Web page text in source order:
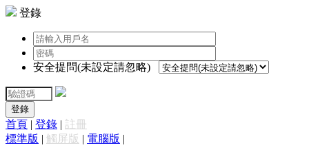
登錄
安全提問(未設定請忽略)
登錄
首頁 | 登錄 | 註冊
標準版 | 觸屏版 | 電腦版 |